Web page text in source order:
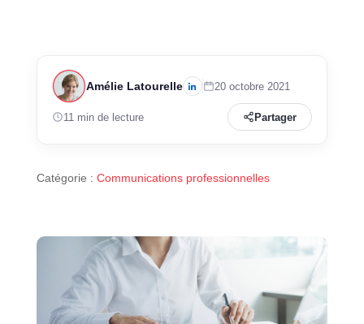
Amélie Latourelle 20 octobre 2021
11 min de lecture Partager
Catégorie : Communications professionnelles